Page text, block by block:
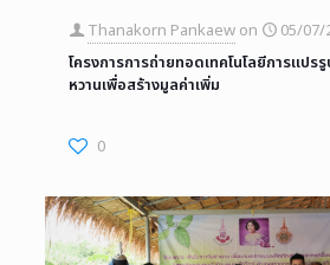
Thanakorn Pankaew on
05/07/
โครงการการถ่ายทอดเทคโนโลยีการแปร
หวานเพื่อสร้างมูลค่าเพิ่ม
0